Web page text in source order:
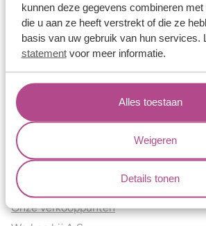
kunnen deze gegevens combineren
die u aan ze heeft verstrekt of die ze
basis van uw gebruik van hun services.
statementvoor meer informatie.
Alles toestaan
Weigeren
Details tonen
Historie
Certificaten
Blogs
Jouw voordelen
Conflictvrije Materialen
Oneindig veel mogelijkheden
Kwaliteit
Juweliers & Contact
Onze verkooppunten